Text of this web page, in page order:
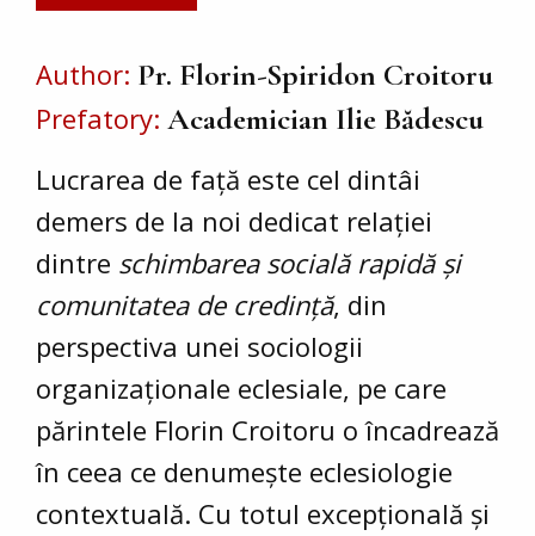
Author Pr. Florin-Spiridon Croitoru
Prefatory Academician Ilie Bădescu
Lucrarea de față este cel dintâi
demers de la noi dedicat relației
dintre schimbarea socială rapidă și
comunitatea de credință, din
perspectiva unei sociologii
organizaționale eclesiale, pe care
părintele Florin Croitoru o încadrează
în ceea ce denumește eclesiologie
contextuală. Cu totul excepțională și